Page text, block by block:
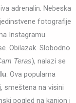
adrenalin. Nebeska
fotografije
Instagramu.
Obilazak. Slobodno
Teras), nalazi se
. Ova popularna
smeštena na visini
pogled na kanjon i